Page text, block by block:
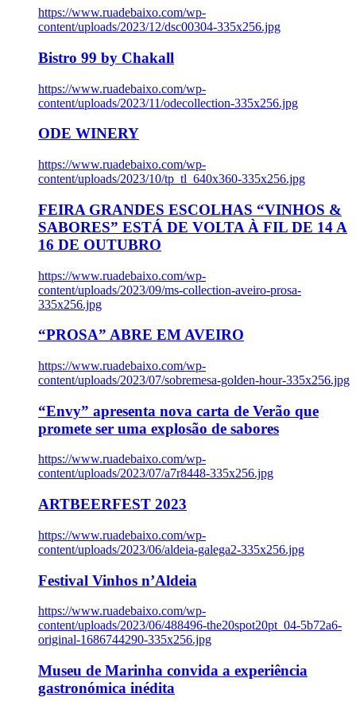
https://www.ruadebaixo.com/wp-
content/uploads/2023/12/dsc00304-335x256.jpg
Bistro 99 by Chakall
https://www.ruadebaixo.com/wp-
content/uploads/2023/11/odecollection-335x256.jpg
ODE WINERY
https://www.ruadebaixo.com/wp-
content/uploads/2023/10/tp_tl_640x360-335x256.jpg
FEIRA GRANDES ESCOLHAS “VINHOS &
SABORES” ESTÁ DE VOLTA À FIL DE 14 A
16 DE OUTUBRO
https://www.ruadebaixo.com/wp-
content/uploads/2023/09/ms-collection-aveiro-prosa-
335x256.jpg
“PROSA” ABRE EM AVEIRO
https://www.ruadebaixo.com/wp-
content/uploads/2023/07/sobremesa-golden-hour-335x256.jpg
“Envy” apresenta nova carta de Verão que
promete ser uma explosão de sabores
https://www.ruadebaixo.com/wp-
content/uploads/2023/07/a7r8448-335x256.jpg
ARTBEERFEST 2023
https://www.ruadebaixo.com/wp-
content/uploads/2023/06/aldeia-galega2-335x256.jpg
Festival Vinhos n’Aldeia
https://www.ruadebaixo.com/wp-
content/uploads/2023/06/488496-the20spot20pt_04-5b72a6-
original-1686744290-335x256.jpg
Museu de Marinha convida a experiência
gastronómica inédita